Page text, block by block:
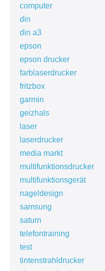
computer
din
din a3
epson
epson drucker
farblaserdrucker
fritzbox
garmin
geizhals
laser
laserdrucker
media markt
multifunktionsdrucker
multifunktionsgerät
nageldesign
samsung
saturn
telefontraining
test
tintenstrahldrucker